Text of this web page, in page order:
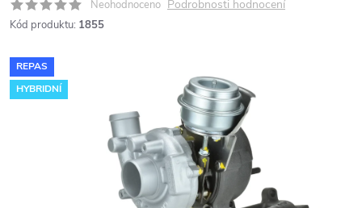
Neohodnoceno Podrobnosti hodnocení
Kód produktu: 1855
REPAS
HYBRIDNÍ